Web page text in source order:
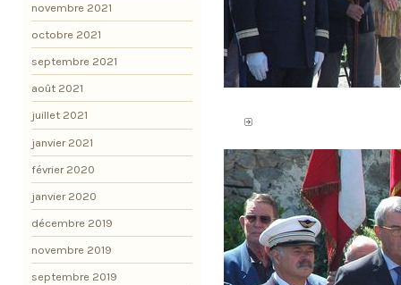
novembre 2021
octobre 2021
septembre 2021
août 2021
juillet 2021
janvier 2021
février 2020
janvier 2020
décembre 2019
novembre 2019
septembre 2019